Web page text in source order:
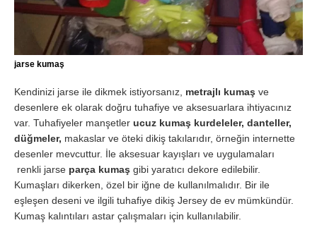
jarse kumaş
Kendinizi jarse ile dikmek istiyorsanız, metrajlı kumaş ve
desenlere ek olarak doğru tuhafiye ve aksesuarlara ihtiyacınız
var. Tuhafiyeler manşetler ucuz kumaş kurdeleler, danteller,
düğmeler, makaslar ve öteki dikiş takılarıdır, örneğin internette
desenler mevcuttur. İle aksesuar kayışları ve uygulamaları
renkli jarse parça kumaş gibi yaratıcı dekore edilebilir.
Kumaşları dikerken, özel bir iğne de kullanılmalıdır. Bir ile
eşleşen deseni ve ilgili tuhafiye dikiş Jersey de ev mümkündür.
Kumaş kalıntıları astar çalışmaları için kullanılabilir.